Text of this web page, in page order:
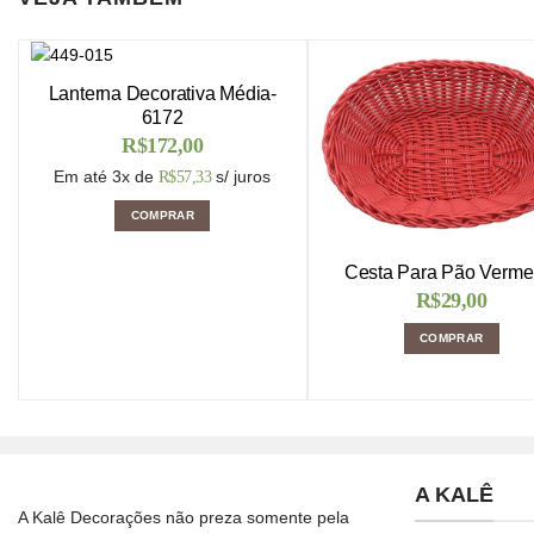
Lanterna Decorativa Média-
6172
R$172,00
Em até 3x de R$57,33 s/ juros
COMPRAR
Cesta Para Pão
R$29,00
COMPRAR
A Kalê Decorações não preza somente pela
A KALÊ